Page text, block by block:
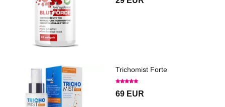
Trichomist Forte
69 EUR